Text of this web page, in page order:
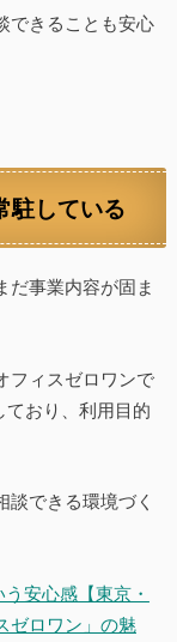
できることも安心
駐している
だ事業内容が固ま
フィスゼロワンで
おり、利用目的
談できる環境づく
う安心感【東京・
ゼロワン」の魅